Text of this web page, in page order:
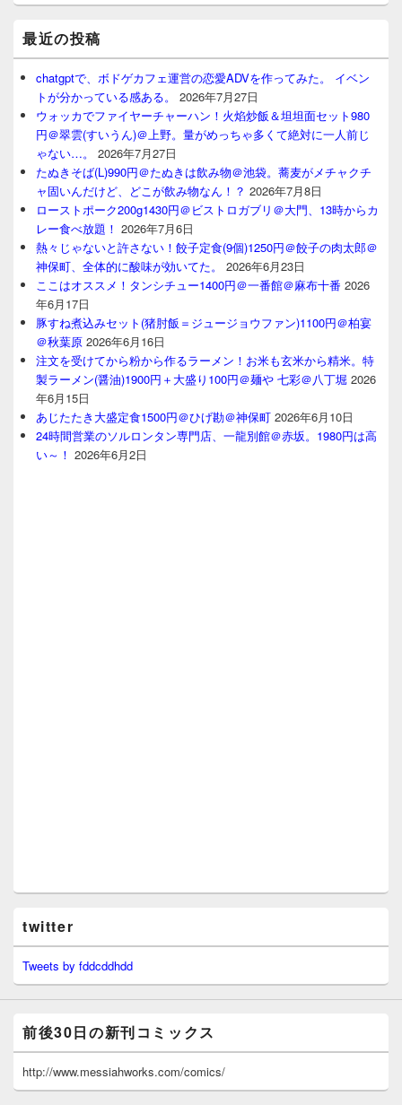
最近の投稿
chatgptで、ボドゲカフェ運営の恋愛ADVを作ってみた。 イベン
トが分かっている感ある。
2026年7月27日
ウォッカでファイヤーチャーハン！火焰炒飯＆坦坦面セット980
円＠翠雲(すいうん)＠上野。量がめっちゃ多くて絶対に一人前じ
ゃない…。
2026年7月27日
たぬきそば(L)990円＠たぬきは飲み物＠池袋。蕎麦がメチャクチ
ャ固いんだけど、どこが飲み物なん！？ 2026年7月8日
ローストポーク200g1430円＠ビストロガブリ＠大門、13時からカ
レー食べ放題！ 2026年7月6日
熱々じゃないと許さない！餃子定食(9個)1250円＠餃子の肉太郎＠
神保町、全体的に酸味が効いてた。
2026年6月23日
ここはオススメ！タンシチュー1400円＠一番館＠麻布十番 2026
年6月17日
豚すね煮込みセット(猪肘飯＝ジュージョウファン)1100円＠柏宴
＠秋葉原 2026年6月16日
注文を受けてから粉から作るラーメン！お米も玄米から精米。特
製ラーメン(醤油)1900円＋大盛り100円＠麺や 七彩＠八丁堀 2026
年6月15日
あじたたき大盛定食1500円＠ひげ勘＠神保町 2026年6月10日
24時間営業のソルロンタン専門店、一龍別館＠赤坂。1980円は高
い～！ 2026年6月2日
twitter
Tweets by fddcddhdd
前後30日の新刊コミックス
http://www.messiahworks.com/comics/